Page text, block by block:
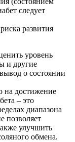
следует
развития
уровень
и другие
о состоянии
на достижение
– это
диапазона
позволяет
улучшить
обмена.